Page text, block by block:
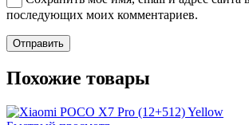
последующих моих комментариев.
Похожие товары